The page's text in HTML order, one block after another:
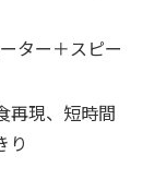
ター＋スピー
再現、短時間
り